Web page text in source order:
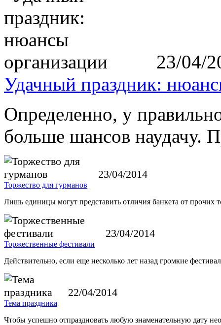
23/04/
Удачный праздник:
Определенно, у
больше шансов наудачу.
23/04/2014
Торжество для гурманов
Лишь единицы могут представить отличия банкета от прочих
23/04/2014
Торжественные фестивали
Действительно, если еще несколько лет назад громкие
22/04/2014
Тема праздника
Чтобы успешно отпраздновать любую знаменательную дату